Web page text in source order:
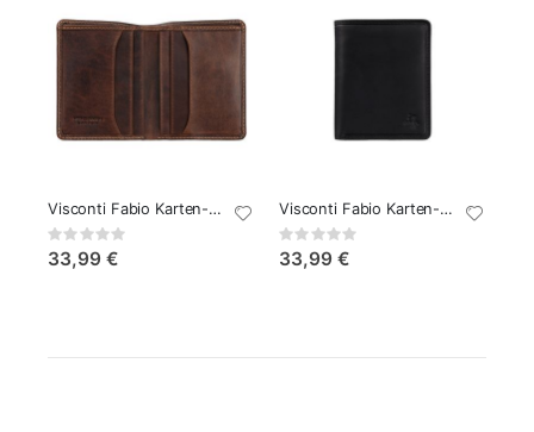
Visconti Fabio Karten-Geldbörse Cognac
Rating:
0%
33,99 €
Visconti Fabio Karten-Geldbörse Schwarz
Rating:
0%
33,99 €